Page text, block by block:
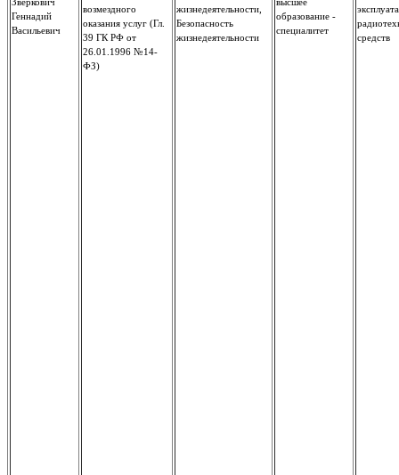
Зверкович
Геннадий
Васильевич
возмездного
оказания услуг (Гл.
39 ГК РФ от
26.01.1996 №14-
ФЗ)
жизнедеятельности,
Безопасность
жизнедеятельности
высшее
образование -
специалитет
средств